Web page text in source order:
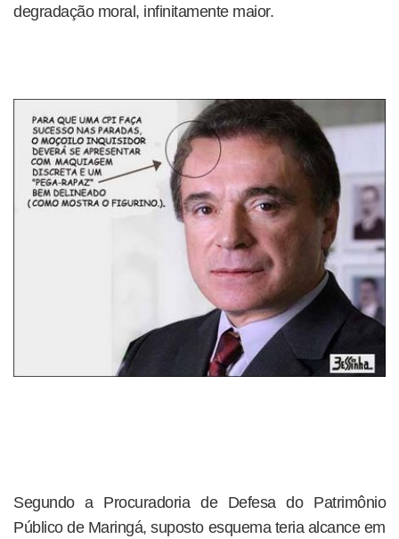
degradação moral, infinitamente maior.
Segundo a Procuradoria de Defesa do Patrimônio
Público de Maringá, suposto esquema teria alcance em